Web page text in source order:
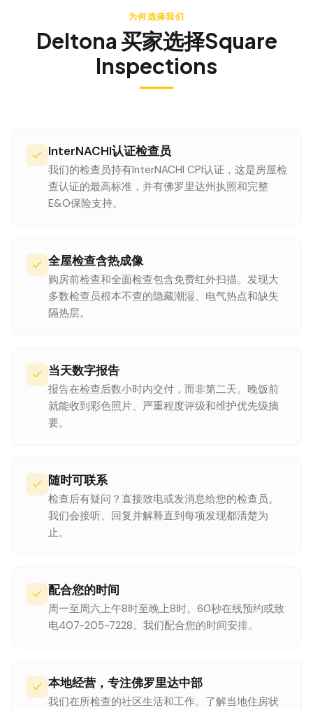
为何选择我们
Deltona 买家选择Square
Inspections
InterNACHI认证检查员
我们的检查员持有InterNACHI CPI认证，这是房屋检
查认证的最高标准，并有佛罗里达州执照和完整
E&O保险支持。
全屋检查含热成像
购房前检查和全面检查包含免费红外扫描。发现大
多数检查员根本不查的隐藏潮湿、电气热点和缺失
隔热层。
当天数字报告
报告在检查后数小时内交付，而非第二天。晚饭前
就能收到彩色照片、严重程度评级和维护优先级摘
要。
随时可联系
检查后有疑问？直接致电或发消息给您的检查员。
我们会接听、回复并解释直到每项发现都清楚为
止。
配合您的时间
周一至周六上午8时至晚上8时。60秒在线预约或致
电407-205-7228。我们配合您的时间安排。
本地经营，专注佛罗里达中部
我们在所检查的社区生活和工作。了解当地住房状